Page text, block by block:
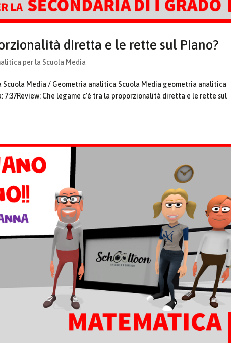
diretta e le rette sul Piano?
per la Scuola Media
Scuola Media / Geometria analitica Scuola Media geometria analitica
Che legame c’è tra la proporzionalità diretta e le rette sul